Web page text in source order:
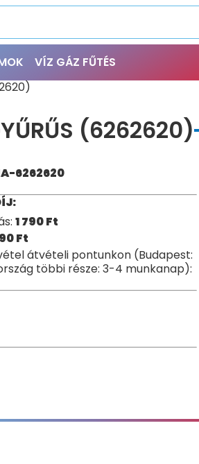
VÍZ GÁZ FŰTÉS
(6262620)
6262620
1 790Ft
Ft
átvételi pontunkon (Budapest:
többi része: 3-4 munkanap):